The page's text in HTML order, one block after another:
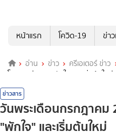
หน้าแรก
โควิด-19 ข่า
อ่าน ข่าว ครีเอเตอร์ ข่าว
โอกาสแห่งการ "พักใจ" และเริ่มต้นใหม่
ข่าวสาร
วันพระเดือนกรกฎาคม
"พักใจ" และเริ่มต้นใหม่